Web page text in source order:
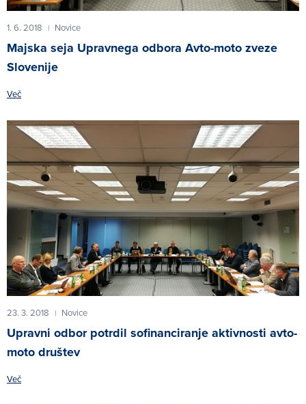
1. 6. 2018 | Novice
Majska seja Upravnega odbora Avto-moto zveze
Slovenije
Več
23. 3. 2018 | Novice
Upravni odbor potrdil sofinanciranje aktivnosti avto-
moto društev
Več